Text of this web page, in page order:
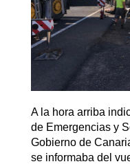
A la hora arriba
de Emergencias y
Gobierno de
se informaba del